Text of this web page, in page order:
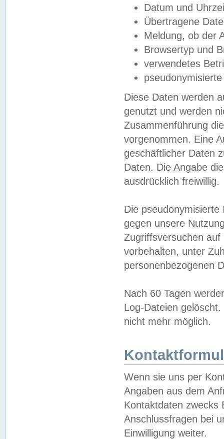
Datum und
Übertragene
Meldung, ob der
Browsertyp und
verwendetes
Diese Daten werden
genutzt und werden
Zusammenführung
vorgenommen. Eine
geschäftlicher Daten
Daten. Die Angabe
ausdrücklich freiwillig.
Die
gegen unsere
Zugriffsversuchen
vorbehalten, unter
personenbezogenen
Nach 60 Tagen
Log-Dateien
nicht mehr möglich.
Wenn sie uns per
Angaben aus dem
Kontaktdaten zwecks
Anschlussfragen bei
Einwilligung weiter.